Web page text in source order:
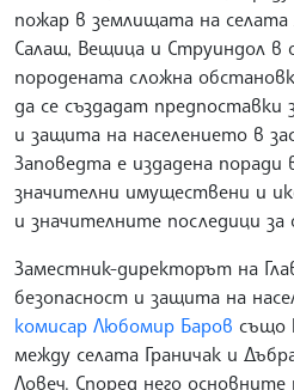
пожар в землищата на селата
Салаш, Вещица и Струиндол в
породената сложна
да се създадат предпоставки
и защита на населението в
Заповедта е издадена поради
значителни имуществени и
и значителните последици за
Заместник-директорът на
безопасност и защита на
комисар Любомир Баров също
между селата Граничак и
Ловеч. Според него